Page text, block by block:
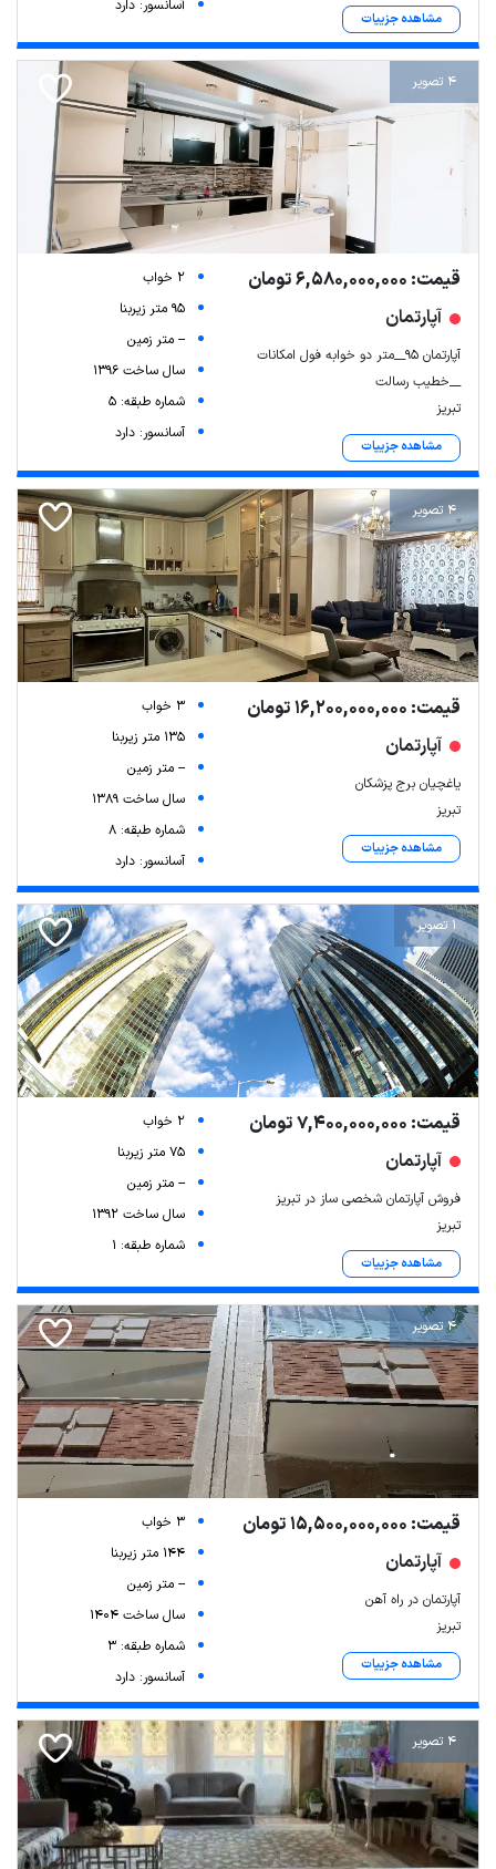
Leaflet| Map data ©ariamarz.com
مشاهده جزییات
آسانسور: دارد
4 تصویر
قیمت: 6,580,000,000 تومان
آپارتمان
آپارتمان 95__متر دو خوابه فول امکانات
__خطیب رسالت
تبریز
مشاهده جزییات
2 خواب
95 متر زیربنا
-- متر زمین
سال ساخت 1396
شماره طبقه: 5
آسانسور: دارد
4 تصویر
قیمت: 16,200,000,000 تومان
آپارتمان
یاغچیان برج پزشکان
تبریز
مشاهده جزییات
3 خواب
135 متر زیربنا
-- متر زمین
سال ساخت 1389
شماره طبقه: 8
آسانسور: دارد
1 تصویر
قیمت: 7,400,000,000 تومان
آپارتمان
فروش آپارتمان شخصی ساز در تبریز
تبریز
مشاهده جزییات
2 خواب
75 متر زیربنا
-- متر زمین
سال ساخت 1392
شماره طبقه: 1
4 تصویر
قیمت: 15,500,000,000 تومان
آپارتمان
آپارتمان در راه آهن
تبریز
مشاهده جزییات
3 خواب
144 متر زیربنا
-- متر زمین
سال ساخت 1404
شماره طبقه: 3
آسانسور: دارد
4 تصویر